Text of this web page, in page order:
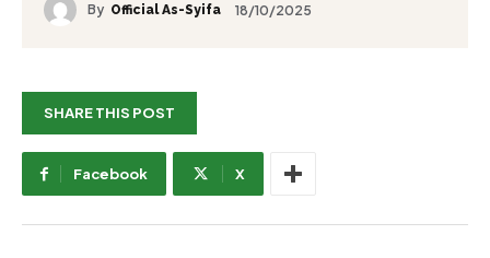
By Official As-Syifa 18/10/2025
SHARE THIS POST
Facebook X